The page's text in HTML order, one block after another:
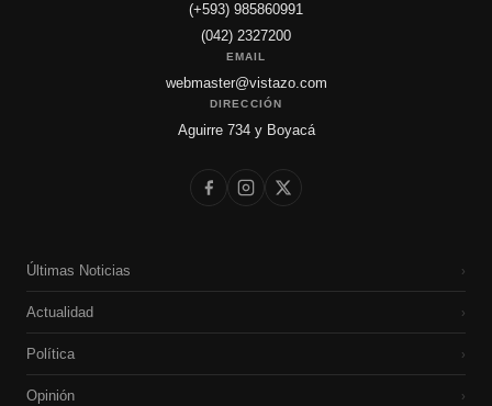
(+593) 985860991
(042) 2327200
EMAIL
webmaster@vistazo.com
DIRECCIÓN
Aguirre 734 y Boyacá
Últimas Noticias ›
Actualidad ›
Política ›
Opinión ›